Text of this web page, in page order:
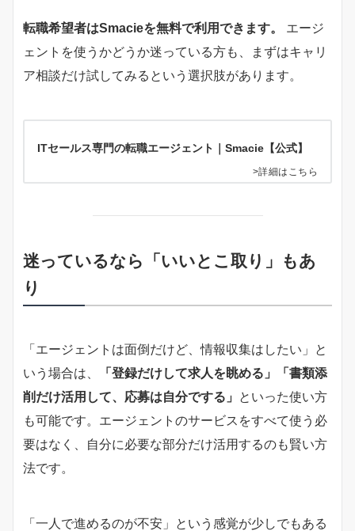
転職希望者はSmacieを無料で利用できます。
エージ
ェントを使うかどうか迷っている方も、まずはキャリ
ア相談だけ試してみるという選択肢があります。
ITセールス専門の転職エージェント｜Smacie【公式】
>詳細はこちら
迷っているなら「いいとこ取り」もあ
り
「エージェントは面倒だけど、情報収集はしたい」と
いう場合は、
「登録だけして求人を眺める」「書類添
削だけ活用して、応募は自分でする」
といった使い方
も可能です。エージェントのサービスをすべて使う必
要はなく、自分に必要な部分だけ活用するのも賢い方
法です。
「一人で進めるのが不安」という感覚が少しでもある